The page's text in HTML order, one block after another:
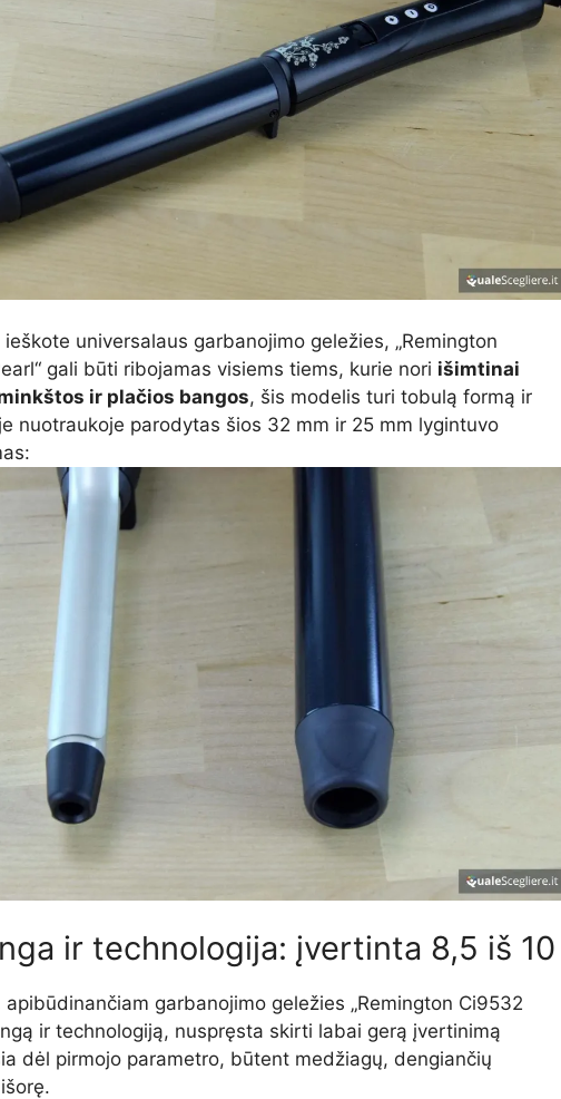
universalaus garbanojimo geležies, „Remington
gali būti ribojamas visiems tiems, kurie nori išimtinai
ir plačios bangos, šis modelis turi tobulą formą ir
nuotraukoje parodytas šios 32 mm ir 25 mm lygintuvo
ir technologija: įvertinta 8,5 iš 10
apibūdinančiam garbanojimo geležies „Remington Ci9532
ir technologiją, nuspręsta skirti labai gerą įvertinimą
dėl pirmojo parametro, būtent medžiagų, dengiančių